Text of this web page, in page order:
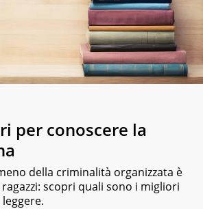
per conoscere la
della criminalità organizzata è
scopri quali sono i migliori